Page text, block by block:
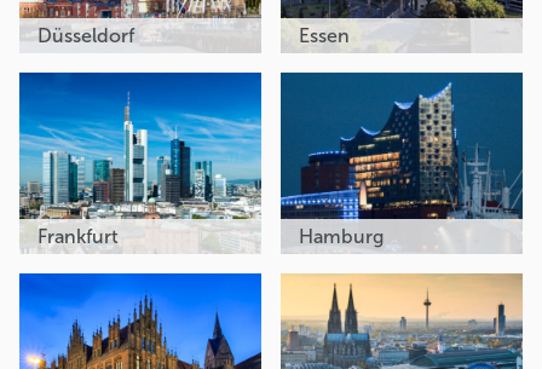
Düsseldorf Essen
Frankfurt Hamburg